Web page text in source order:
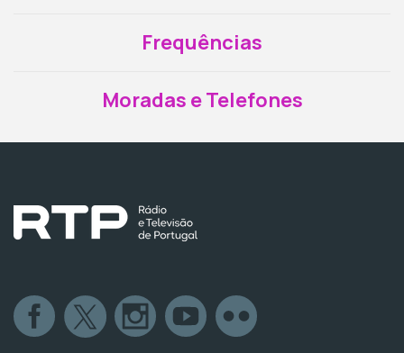
Frequências
Moradas e Telefones